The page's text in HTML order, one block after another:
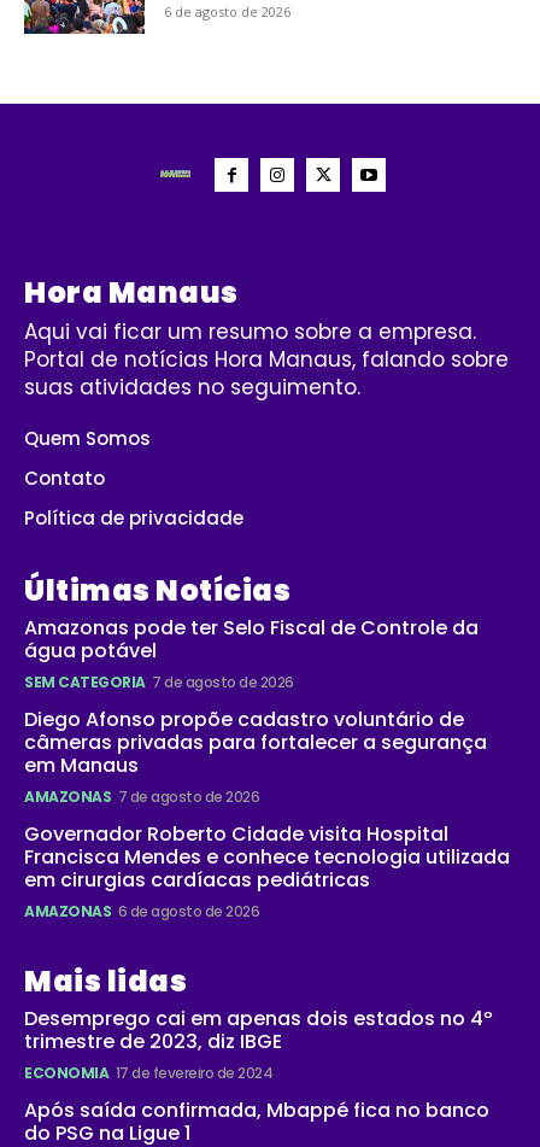
6 de agosto de 2026
Hora Manaus
Aqui vai ficar um resumo sobre a empresa.
Portal de notícias Hora Manaus, falando sobre
suas atividades no seguimento.
Quem Somos
Contato
Política de privacidade
Últimas Notícias
Amazonas pode ter Selo Fiscal de Controle da
água potável
SEM CATEGORIA 7 de agosto de 2026
Diego Afonso propõe cadastro voluntário de
câmeras privadas para fortalecer a segurança
em Manaus
AMAZONAS 7 de agosto de 2026
Governador Roberto Cidade visita Hospital
Francisca Mendes e conhece tecnologia utilizada
em cirurgias cardíacas pediátricas
AMAZONAS 6 de agosto de 2026
Mais lidas
Desemprego cai em apenas dois estados no 4º
trimestre de 2023, diz IBGE
ECONOMIA 17 de fevereiro de 2024
Após saída confirmada, Mbappé fica no banco
do PSG na Ligue 1